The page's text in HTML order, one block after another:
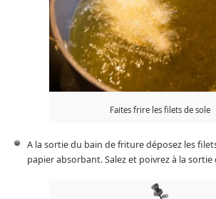
Faites frire les filets de sole
A la sortie du bain de friture déposez les
papier absorbant. Salez et poivrez à la sortie